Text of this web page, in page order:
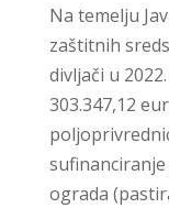
Na temelju
zaštitnih
divljači u
303.347,12
ograda